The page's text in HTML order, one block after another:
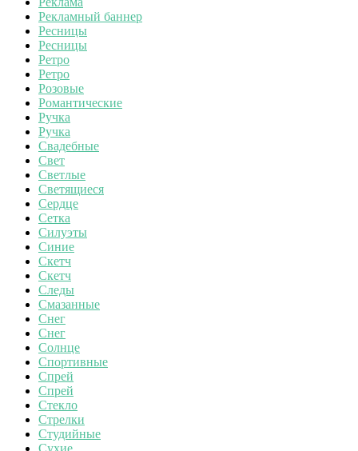
Рекламный баннер
Ресницы
Ресницы
Ретро
Ретро
Розовые
Романтические
Ручка
Ручка
Свадебные
Свет
Светлые
Светящиеся
Сердце
Сетка
Силуэты
Синие
Скетч
Скетч
Следы
Смазанные
Снег
Снег
Солнце
Спортивные
Спрей
Спрей
Стекло
Стрелки
Студийные
Сухие